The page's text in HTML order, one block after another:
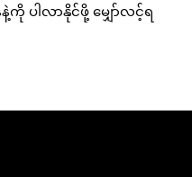
ပါလာနိုင်ဖို့ မျှော်လင့်ရ